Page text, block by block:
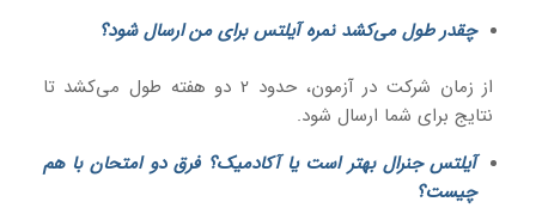
چقدر طول می‌کشد نمره آیلتس برای من ارسال شود؟
از زمان شرکت در آزمون، حدود 2 دو هفته طول می‌کشد تا
نتایج برای شما ارسال شود.
آیلتس جنرال بهتر است یا آکادمیک؟ فرق دو امتحان با هم
چیست؟